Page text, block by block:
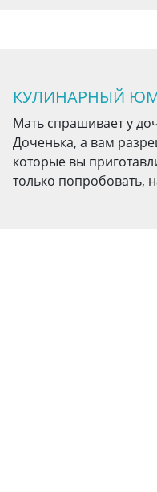
КУЛИНАРНЫЙ
Мать спрашивает у
Доченька, а вам
которые вы
только попробовать,